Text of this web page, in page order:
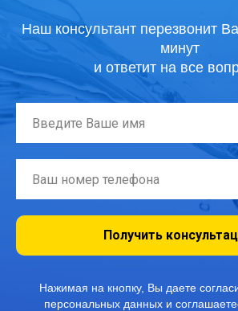
Наш консультант перезвонит
минут
и ответит на все
Получить
Нажимая на кнопку, Вы даете
персональных данных и